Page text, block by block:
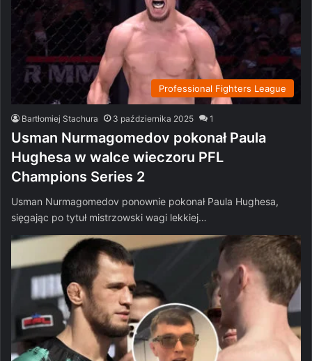
Professional Fighters League
Bartłomiej Stachura 3 października 2025 1
Usman Nurmagomedov pokonał Paula
Hughesa w walce wieczoru PFL
Champions Series 2
Usman Nurmagomedov ponownie pokonał Paula Hughesa,
sięgając po tytuł mistrzowski wagi lekkiej…